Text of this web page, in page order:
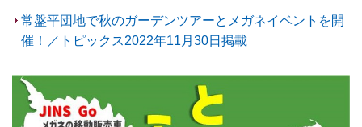
常盤平団地で秋のガーデンツアーとメガネイベントを開
催！／トピックス2022年11月30日掲載